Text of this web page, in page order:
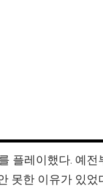
플레이했다. 예
못한 이유가 있